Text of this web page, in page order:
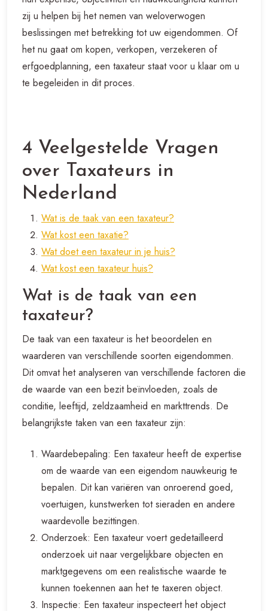
zij u helpen bij het nemen van weloverwogen
beslissingen met betrekking tot uw eigendommen. Of
het nu gaat om kopen, verkopen, verzekeren of
erfgoedplanning, een taxateur staat voor u klaar om u
te begeleiden in dit proces.
4 Veelgestelde Vragen
over Taxateurs in
Nederland
Wat is de taak van een taxateur?
Wat kost een taxatie?
Wat doet een taxateur in je huis?
Wat kost een taxateur huis?
Wat is de taak van een
taxateur?
De taak van een taxateur is het beoordelen en
waarderen van verschillende soorten eigendommen.
Dit omvat het analyseren van verschillende factoren die
de waarde van een bezit beïnvloeden, zoals de
conditie, leeftijd, zeldzaamheid en markttrends. De
belangrijkste taken van een taxateur zijn:
Waardebepaling: Een taxateur heeft de expertise
om de waarde van een eigendom nauwkeurig te
bepalen. Dit kan variëren van onroerend goed,
voertuigen, kunstwerken tot sieraden en andere
waardevolle bezittingen.
Onderzoek: Een taxateur voert gedetailleerd
onderzoek uit naar vergelijkbare objecten en
marktgegevens om een realistische waarde te
kunnen toekennen aan het te taxeren object.
Inspectie: Een taxateur inspecteert het object